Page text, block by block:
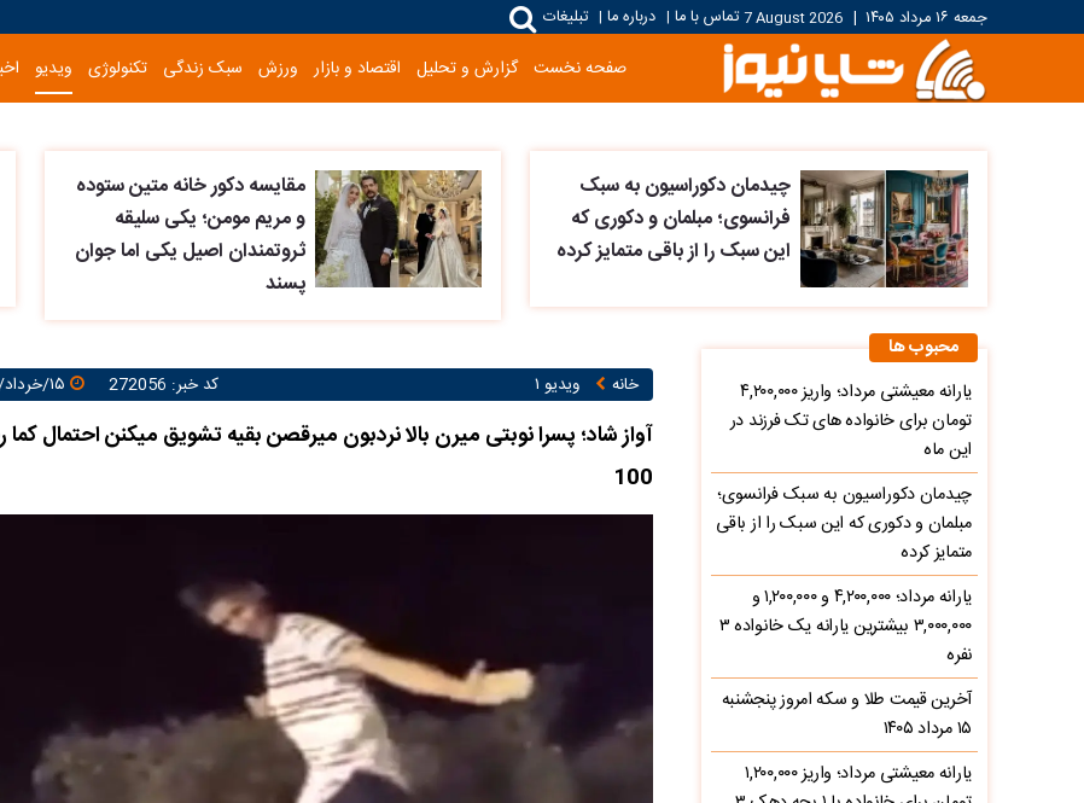
جمعه ۱۶ مرداد ۱۴۰۵ |
7 August 2026تماس با ما | درباره ما | تبلیغات
صفحه نخست گزارش و تحلیل اقتصاد و بازار ورزش سبک زندگی تکنولوژی ویدیو
چیدمان دکوراسیون به سبک
فرانسوی؛ مبلمان و دکوری که
این سبک را از باقی متمایز کرده
مقایسه دکور خانه متین ستوده
و مریم مومن؛ یکی سلیقه
ثروتمندان اصیل یکی اما جوان
پسند
خانه ویدیو ۱ کد خبر: 272056
آواز شاد؛ پسرا نوبتی میرن بالا نردبون میرقصن بقیه تشویق میکنن احتمال
100
محبوب ها
یارانه معیشتی مرداد؛ واریز ۴,۲۰۰,۰۰۰
تومان برای خانواده های تک فرزند در
این ماه
چیدمان دکوراسیون به سبک فرانسوی؛
مبلمان و دکوری که این سبک را از باقی
متمایز کرده
یارانه مرداد؛ ۴,۲۰۰,۰۰۰ و ۱,۲۰۰,۰۰۰ و
۳,۰۰۰,۰۰۰ بیشترین یارانه یک خانواده ۳
نفره
آخرین قیمت طلا و سکه امروز پنجشنبه
۱۵ مرداد ۱۴۰۵
یارانه معیشتی مرداد؛ واریز ۱,۲۰۰,۰۰۰